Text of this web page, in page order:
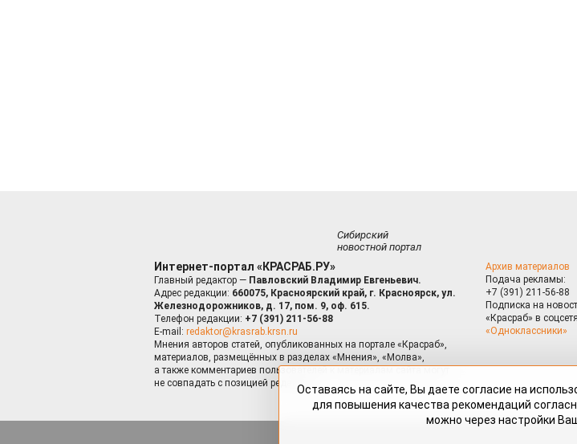
Сибирский
новостной портал
Интернет-портал «КРАСРАБ.РУ»
Главный редактор — Павловский Владимир Евгеньевич.
Адрес редакции: 660075, Красноярский край, г. Красноярск, ул.
Железнодорожников, д. 17, пом. 9, оф. 615.
Телефон редакции: +7 (391) 211-56-88
E-mail: redaktor@krasrab.krsn.ru
Мнения авторов статей, опубликованных на портале «Красраб»,
материалов, размещённых в разделах «Мнения», «Молва»,
а также комментариев пользователей к материалам сайта могут
не совпадать с позицией редакции.
Архив материалов
Подача рекламы:
+7 (391) 211-56-88
Подписка на
«Красраб» в
«Одноклассники»
Оставаясь на сайте, Вы даете согласие на
для повышения качества рекомендаций
можно через настройки